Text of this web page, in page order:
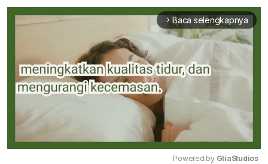
arrow_forward_ios Baca selengkapnya
Powered by GliaStudios